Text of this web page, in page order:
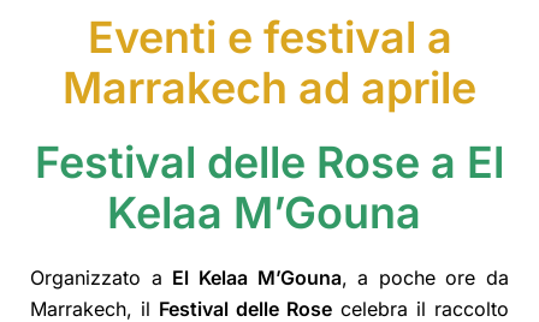
Eventi e festival a
Marrakech ad aprile
Festival delle Rose a El
Kelaa M’Gouna
Organizzato a El Kelaa M’Gouna, a poche ore da
Marrakech, il Festival delle Rose celebra il raccolto